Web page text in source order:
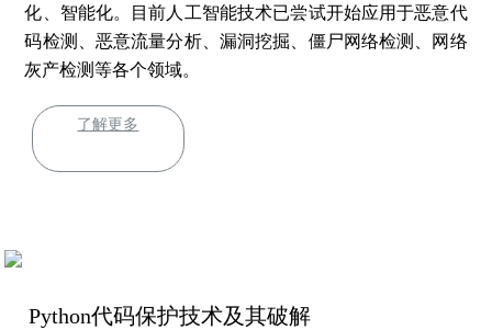
化、智能化。目前人工智能技术已尝试开始应用于恶意代
码检测、恶意流量分析、漏洞挖掘、僵尸网络检测、网络
灰产检测等各个领域。
了解更多
Python代码保护技术及其破解